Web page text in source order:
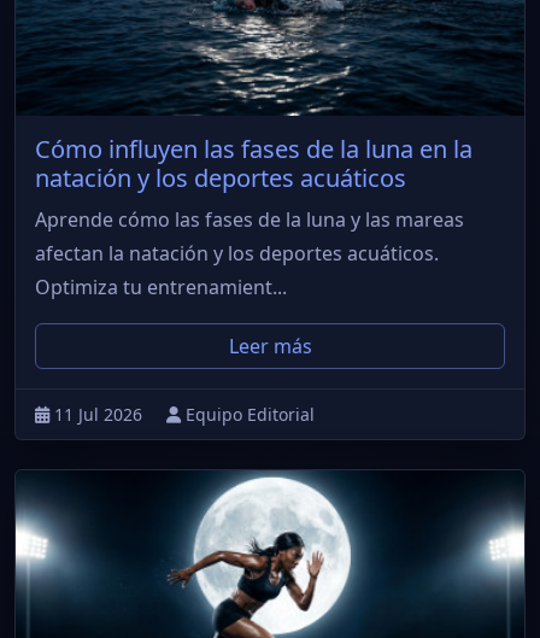
Cómo influyen las fases de la luna en la
natación y los deportes acuáticos
Aprende cómo las fases de la luna y las mareas
afectan la natación y los deportes acuáticos.
Optimiza tu entrenamient...
Leer más
11 Jul 2026 Equipo Editorial